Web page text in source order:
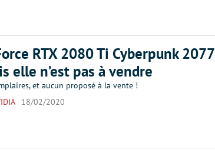
RTX 2080 Ti Cyberpunk 2077
elle n’est pas à vendre
et aucun proposé à la vente !
18/02/2020